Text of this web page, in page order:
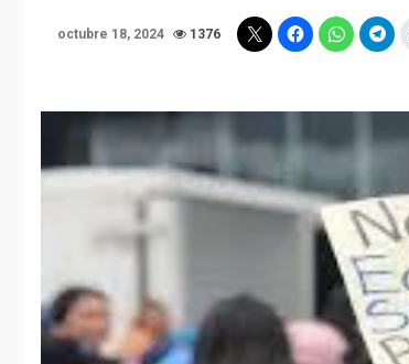
octubre 18, 2024 1376